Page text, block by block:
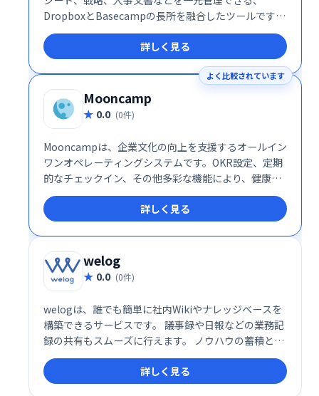
DropboxとBasecampの長所を融合したツールです。
様々なアプリを横断する煩わしさから解放され、アイ
デアの共有やコラボレーションをスムーズに行えま
す。 柔軟なビルディングブロック機能で、ドキュメン
トをチームのニーズに合わせてカスタマイズ可能で
す。
詳しく見る
よく比較されています
Mooncamp
0.0 (0件)
Mooncampは、企業文化の向上を支援するオールイン
ワンオペレーティングシステムです。OKR設定、定期
的なチェックイン、その他多彩な機能により、健康で
幸福感にあふれ、高いパフォーマンスを発揮できる職
場環境を実現します。社員のエンゲージメントを高
め、組織全体の成長を促進します。
詳しく見る
welog
0.0 (0件)
welogは、誰でも簡単に社内Wikiやナレッジベースを
構築できるサービスです。 議事録や日報などの業務記
録の共有もスムーズに行えます。 ノウハウの蓄積と共
有を効率化し、社内全体の生産性向上に貢献します。
簡単に始められるので、まずはお気軽にお試しくださ
い。
詳しく見る